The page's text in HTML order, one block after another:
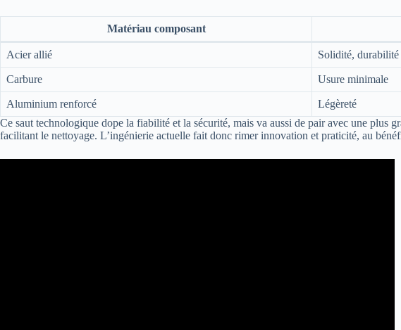
Matériau composant
Acier allié Solidité, durabilité
Carbure Usure minimale
Aluminium renforcé Légèreté
Ce saut technologique dope la fiabilité et la sécurité, mais va aussi de pair avec une plus
facilitant le nettoyage. L’ingénierie actuelle fait donc rimer innovation et praticité, au